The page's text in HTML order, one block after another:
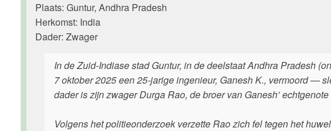
Plaats: Guntur, Andhra Pradesh
Herkomst: India
Dader: Zwager
In de Zuid-Indiase stad Guntur, in de deelstaat Andhra Pradesh
7 oktober 2025 een 25-jarige ingenieur, Ganesh K., vermoord —
dader is zijn zwager Durga Rao, de broer van Ganesh’
Volgens het politieonderzoek verzette Rao zich fel tegen het